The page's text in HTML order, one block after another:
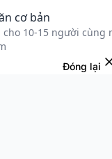
Đóng lại